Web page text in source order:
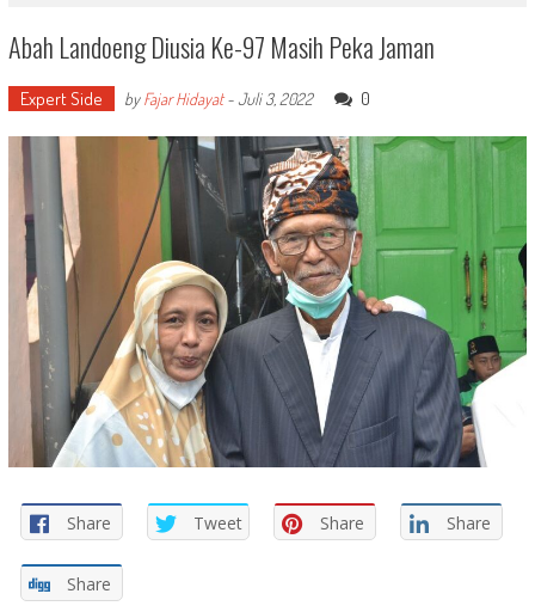
Abah Landoeng Diusia Ke-97 Masih Peka Jaman
Expert Side byFajar Hidayat-Juli 3, 2022 0
Share Tweet Share Share
Share